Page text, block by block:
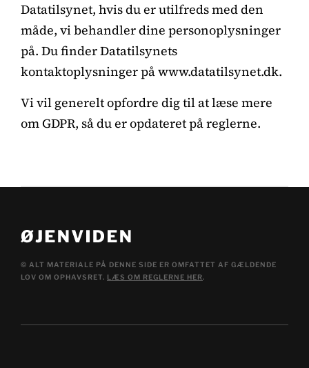
Datatilsynet, hvis du er utilfreds med den
måde, vi behandler dine personoplysninger
på. Du finder Datatilsynets
kontaktoplysninger på www.datatilsynet.dk.
Vi vil generelt opfordre dig til at læse mere
om GDPR, så du er opdateret på reglerne.
© ALT MATERIALE PÅ DENNE SIDE ER OMFATTET AF GÆLDENDE
LOV OM OPHAVSRET. LÆS OM REGLERNE HER.